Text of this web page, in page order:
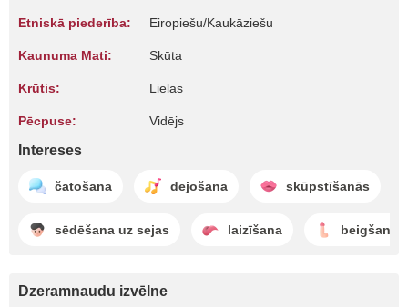
Etniskā piederība: Eiropiešu/Kaukāziešu
Kaunuma Mati: Skūta
Krūtis: Lielas
Pēcpuse: Vidējs
Intereses
čatošana dejošana skūpstīšanās
sēdēšana uz sejas laizīšana beigšana
Dzeramnaudu izvēlne